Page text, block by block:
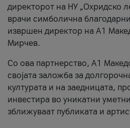
директорот на НУ „Охридско
врачи симболична
извршен директор на A1
Мирчев.
Со ова партнерство, A1
својата заложба за
културата и на заедницата,
инвестира во уникатни
зближуваат публиката и